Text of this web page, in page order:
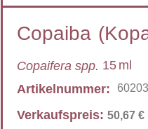
Copaiba
Copaifera spp. 15 ml
Artikelnummer:
Verkaufspreis: 50,67 €